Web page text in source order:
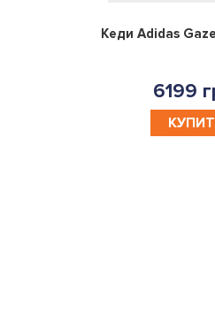
Кеди Adidas
6199